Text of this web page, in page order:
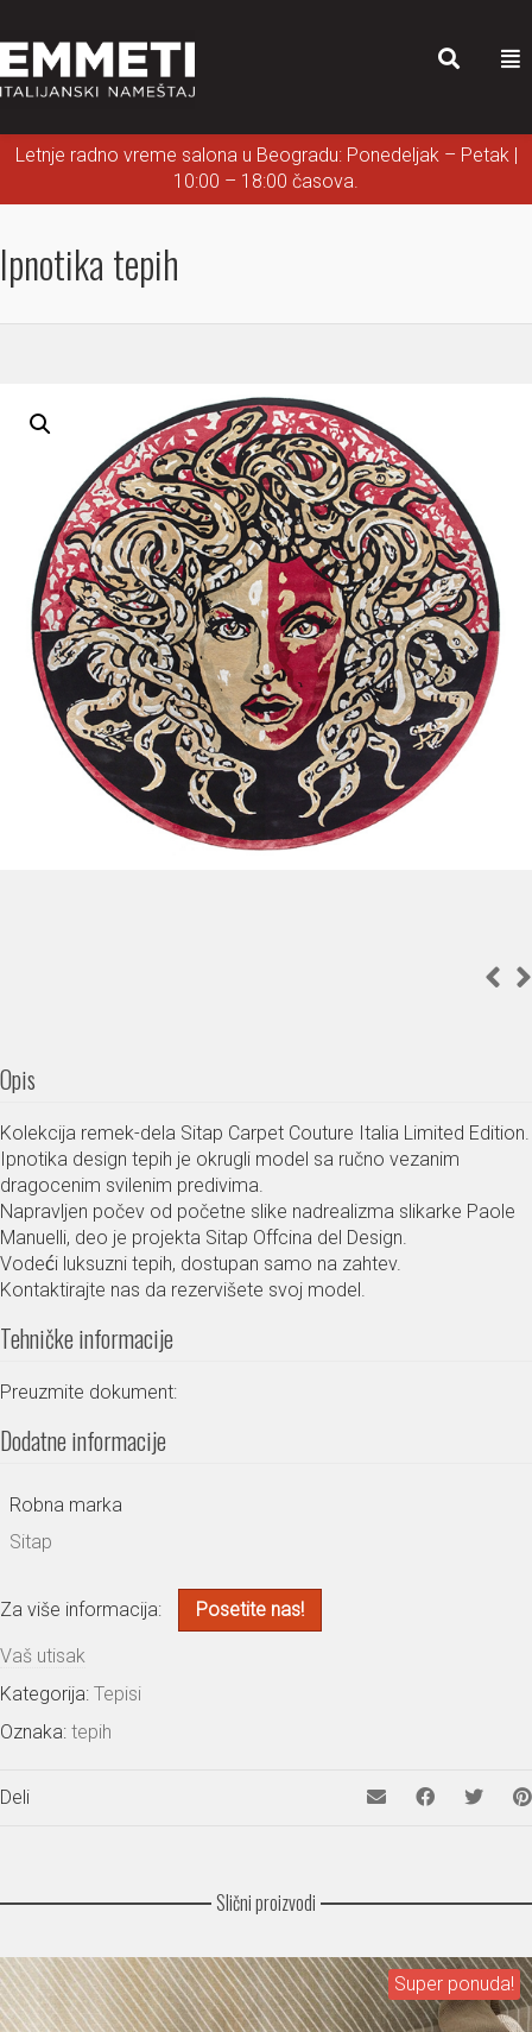
Letnje radno vreme salona u Beogradu: Ponedeljak – Petak |
10:00 – 18:00 časova.
Ipnotika tepih
Opis
Kolekcija remek-dela Sitap Carpet Couture Italia Limited Edition.
Ipnotika design tepih je okrugli model sa ručno vezanim
dragocenim svilenim predivima.
Napravljen počev od početne slike nadrealizma slikarke Paole
Manuelli, deo je projekta Sitap Offcina del Design.
Vodeći luksuzni tepih, dostupan samo na zahtev.
Kontaktirajte nas da rezervišete svoj model.
Tehničke informacije
Preuzmite dokument:
Dodatne informacije
Robna marka
Sitap
Za više informacija: Posetite nas!
Vaš utisak
Kategorija: Tepisi
Oznaka: tepih
Deli
Slični proizvodi